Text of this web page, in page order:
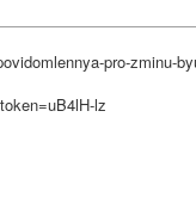
pro-zminu-
lz